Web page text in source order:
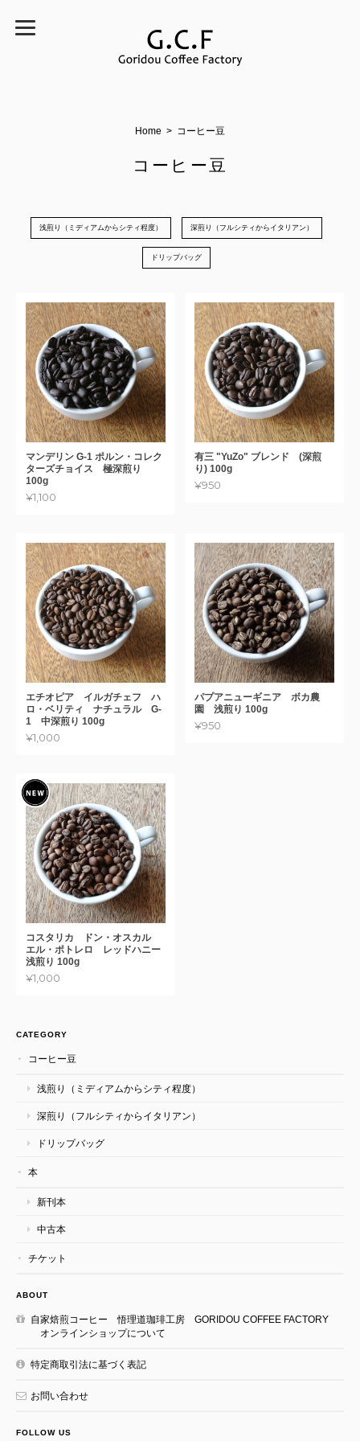
Home コーヒー豆
コーヒー豆
浅煎り（ミディアムからシティ程度） 深煎り（フルシティからイタリアン）
ドリップバッグ
マンデリン G-1 ポルン・コレク
ターズチョイス 極深煎り
100g
¥1,100
有三 "YuZo" ブレンド (深煎
り) 100g
¥950
エチオピア イルガチェフ ハ
ロ・ベリティ ナチュラル G-
1 中深煎り 100g
¥1,000
パプアニューギニア ボカ農
園 浅煎り 100g
¥950
コスタリカ ドン・オスカル
エル・ポトレロ レッドハニー
浅煎り 100g
¥1,000
CATEGORY
コーヒー豆
浅煎り（ミディアムからシティ程度）
深煎り（フルシティからイタリアン）
ドリップバッグ
本
新刊本
中古本
チケット
ABOUT
自家焙煎コーヒー 悟理道珈琲工房 GORIDOU COFFEE FACTORY
オンラインショップについて
特定商取引法に基づく表記
お問い合わせ
FOLLOW US